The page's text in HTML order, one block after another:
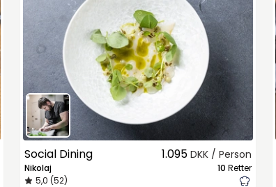
Social Dining
Nikolaj
5,0 (52)
1.095DKK / Person
10 Retter